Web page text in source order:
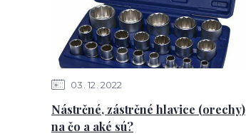
03 12 2022
Nástrčné, zástrčné hlavice (orechy)
na čo a aké sú?